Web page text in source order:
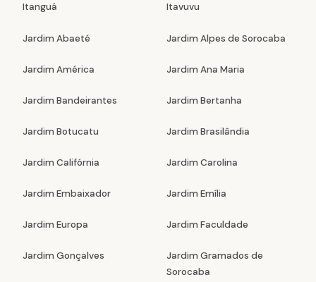
Itanguá Itavuvu
Jardim Abaeté Jardim Alpes de Sorocaba
Jardim América Jardim Ana Maria
Jardim Bandeirantes Jardim Bertanha
Jardim Botucatu Jardim Brasilândia
Jardim Califórnia Jardim Carolina
Jardim Embaixador Jardim Emília
Jardim Europa Jardim Faculdade
Jardim Gonçalves
Jardim Gramados de
Sorocaba